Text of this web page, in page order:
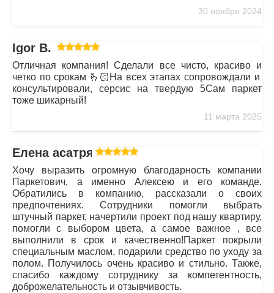
30 ноября 2024
Igor B.
Отличная компания! Сделали все чисто, красиво и
четко по срокам 🫰🏻На всех этапах сопровождали и
консультировали, серсис на твердую 5Сам паркет
тоже шикарный!
11 марта 2025
Елена асатрян
Хочу выразить огромную благодарность компании
Паркетович, а именно Алексею и его команде.
Обратились в компанию, рассказали о своих
предпочтениях. Сотрудники помогли выбрать
штучный паркет, начертили проект под нашу квартиру,
помогли с выбором цвета, а самое важное , все
выполнили в срок и качественно!Паркет покрыли
специальным маслом, подарили средство по уходу за
полом. Получилось очень красиво и стильно. Также,
спасибо каждому сотруднику за компетентность,
доброжелательность и отзывчивость.